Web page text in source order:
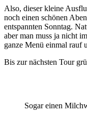
Also, dieser kleine
noch einen schönen
entspannten Sonntag.
aber man muss ja nicht
ganze Menü einmal rauf
Bis zur nächsten Tour
Sogar einen